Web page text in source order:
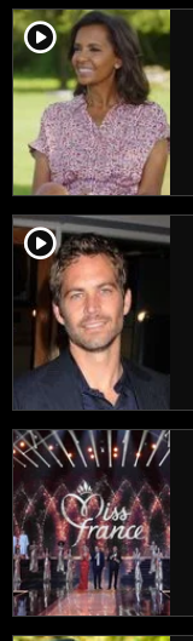
player2
player2